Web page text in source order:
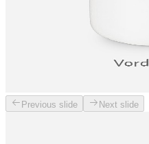
Previous slide Next slide